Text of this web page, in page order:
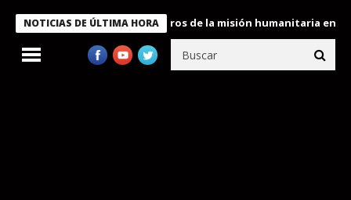
NOTICIAS DE ÚLTIMA HORA
condecora a miembros de la misión humanitaria enviada a